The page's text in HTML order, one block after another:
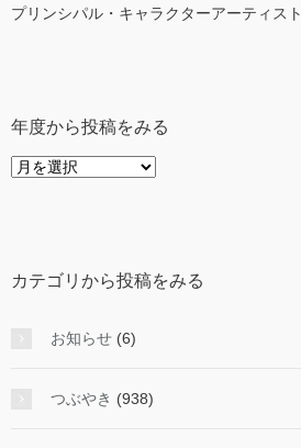
プリンシパル・キャラクターアーティスト
年度から投稿をみる
年
稿
み
カテゴリから投稿をみる
お知らせ (6)
つぶやき (938)